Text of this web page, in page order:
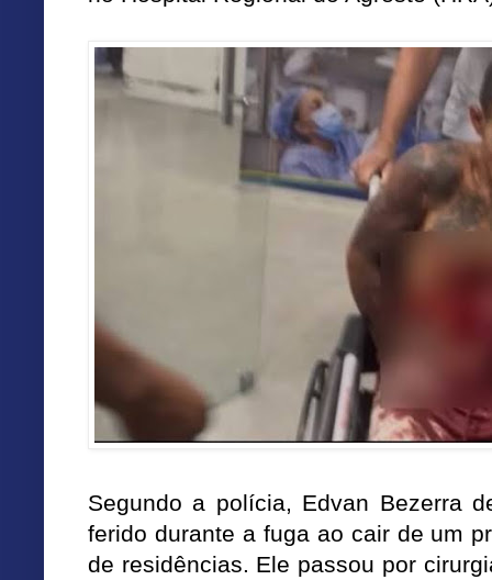
Segundo a polícia, Edvan Bezerra
ferido durante a fuga ao cair de um
de residências. Ele passou por